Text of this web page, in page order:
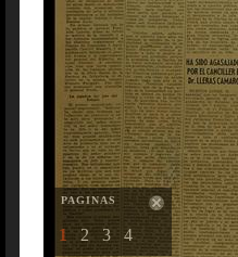
PAGINAS
1 2 3 4